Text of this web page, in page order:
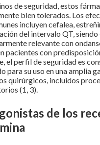
de seguridad, estos
bien tolerados. Los
incluyen cefalea,
del intervalo QT,
relevante con
pacientes con
el perfil de seguridad es
para su uso en una amplia
quirúrgicos, incluidos
(1, 3).
de los